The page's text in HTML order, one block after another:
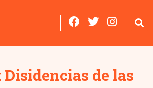
Disidencias de las